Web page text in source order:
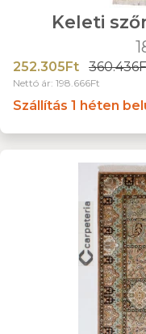
Keleti
252.305Ft
Nettó ár: 198.666Ft
Szállítás 1 héten